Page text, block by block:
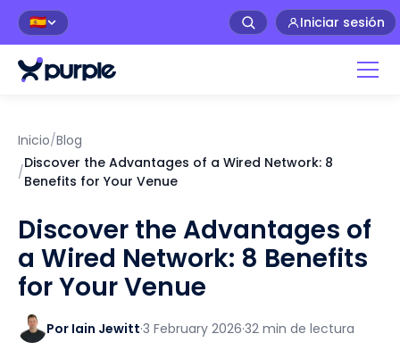
🇪🇸 Iniciar sesión
Inicio/Blog
/
Discover the Advantages of a Wired Network: 8
Benefits for Your Venue
Discover the Advantages of
a Wired Network: 8 Benefits
for Your Venue
Por Iain Jewitt·3 February 2026·32 min de lectura